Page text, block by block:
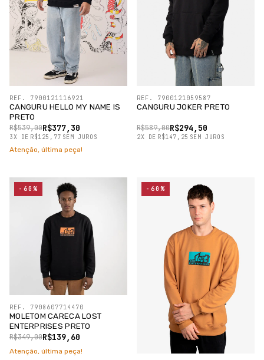
CANGURU HELLO MY NAME IS
PRETO
R$377,30
R$539,00
3X DE R$125,77 SEM JUROS
REF. 7900121116921
Atenção, última peça!
CANGURU JOKER PRETO
R$294,50
R$589,00
2X DE R$147,25 SEM JUROS
REF. 7900121059587
MOLETOM CARECA LOST
ENTERPRISES PRETO
R$139,60
R$349,00
REF. 7908607714470
-60%
Atenção, última peça!
-60%